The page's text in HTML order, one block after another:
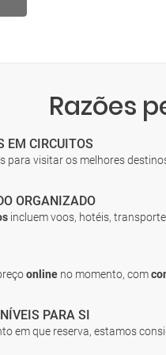
Razões
EM CIRCUITOS
para visitar os melhores
ORGANIZADO
incluem voos, hotéis,
online no momento, com
PARA SI
em que reserva, estamos